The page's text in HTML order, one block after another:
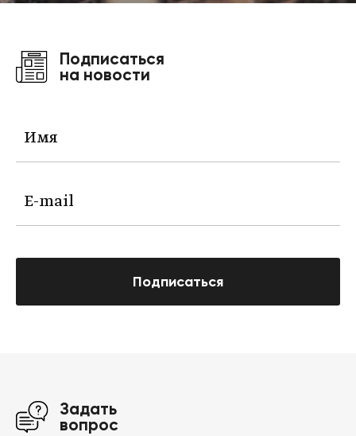
Подписаться
на новости
Подписаться
Задать
вопрос